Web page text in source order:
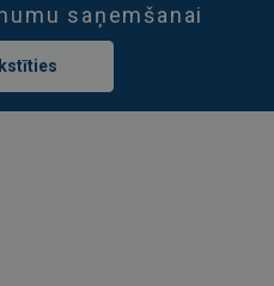
saņemšanai